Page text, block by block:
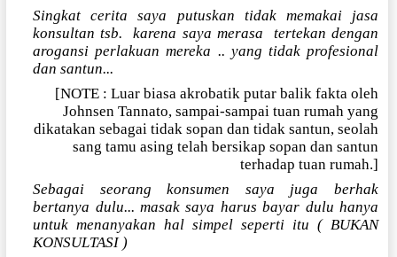
Singkat cerita saya putuskan tidak memakai jasa
konsultan tsb.
karena saya merasa
tertekan dengan
arogansi perlakuan mereka .. yang tidak profesional
dan santun...
[NOTE : Luar biasa akrobatik putar balik fakta oleh
Johnsen Tannato, sampai-sampai tuan rumah yang
dikatakan sebagai tidak sopan dan tidak santun, seolah
sang tamu asing telah bersikap sopan dan santun
terhadap tuan rumah.]
Sebagai seorang konsumen saya juga berhak
bertanya dulu... masak saya harus bayar dulu hanya
untuk menanyakan hal simpel seperti itu ( BUKAN
KONSULTASI )